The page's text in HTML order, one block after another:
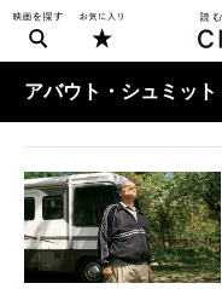
アバウト・シュミット